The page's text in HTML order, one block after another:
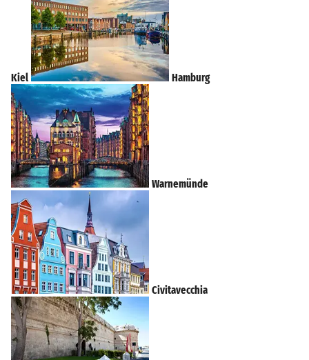
Kiel Hamburg
Warnemünde
Civitavecchia